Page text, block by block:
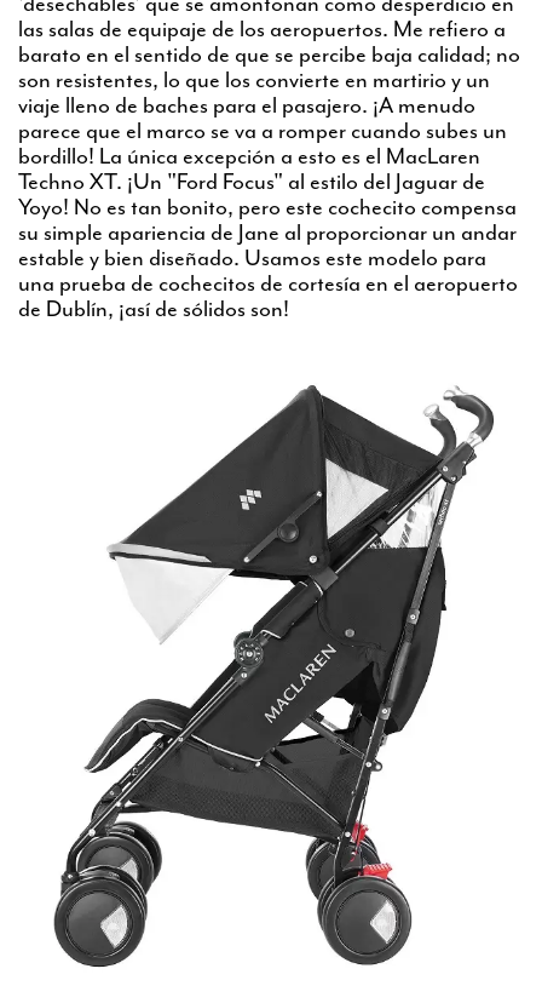
las salas de equipaje de los aeropuertos. Me refiero a
barato en el sentido de que se percibe baja calidad; no
son resistentes, lo que los convierte en martirio y un
viaje lleno de baches para el pasajero. ¡A menudo
parece que el marco se va a romper cuando subes un
bordillo! La única excepción a esto es el MacLaren
Techno XT. ¡Un "Ford Focus" al estilo del Jaguar de
Yoyo! No es tan bonito, pero este cochecito compensa
su simple apariencia de Jane al proporcionar un andar
estable y bien diseñado. Usamos este modelo para
una prueba de cochecitos de cortesía en el aeropuerto
de Dublín, ¡así de sólidos son!